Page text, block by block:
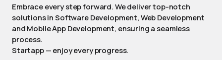
Embrace every step forward. We deliver top-notch
solutions in Software Development, Web Development
and Mobile App Development, ensuring a seamless
process.
Startapp — enjoy every progress.